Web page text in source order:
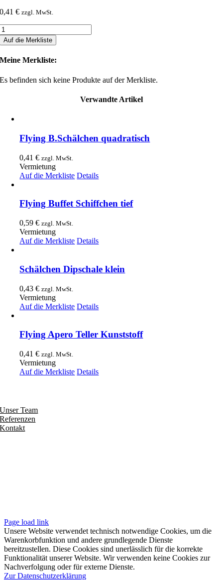
0,41€ zzgl. MwSt.
Auf die Merkliste
Meine Merkliste:
Es befinden sich keine Produkte auf der Merkliste.
Verwandte Artikel
Flying B.Schälchen quadratisch
0,41€ zzgl. MwSt.
Vermietung
Auf die Merkliste Details
Flying Buffet Schiffchen tief
0,59€ zzgl. MwSt.
Vermietung
Auf die Merkliste Details
Schälchen Dipschale klein
0,43€ zzgl. MwSt.
Vermietung
Auf die Merkliste Details
Flying Apero Teller Kunststoff
0,41€ zzgl. MwSt.
Vermietung
Auf die Merkliste Details
Unser Team
Referenzen
Kontakt
Page load link
Unsere Website verwendet technisch notwendige Cookies, um die
Warenkorbfunktion und andere grundlegende Dienste
bereitzustellen. Diese Cookies sind unerlässlich für die korrekte
Funktionalität unserer Website. Wir verwenden keine Cookies zur
Nachverfolgung oder für externe Dienste.
Zur Datenschutzerklärung